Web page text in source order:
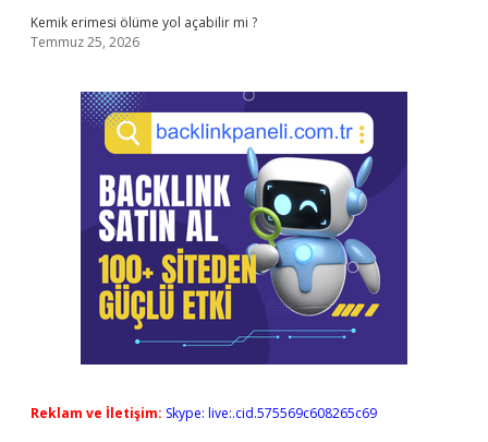
Kemik erimesi ölüme yol açabilir mi ?
Temmuz 25, 2026
Reklam ve İletişim: Skype: live:.cid.575569c608265c69